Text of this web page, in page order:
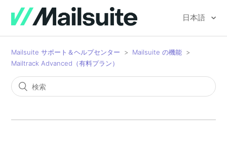
日本語
Mailsuite サポート＆ヘルプセンター
Mailsuite の機能
Mailtrack Advanced（有料プラン）